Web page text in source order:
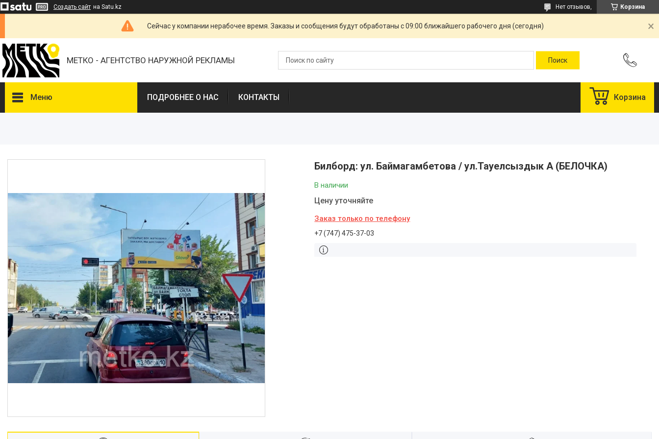
Создать сайт на Satu.kz Корзина
Нет отзывов,
Сейчас у компании нерабочее время. Заказы и сообщения будут обработаны с 09:00 ближайшего рабочего дня (сегодня)
МЕТКО - АГЕНТСТВО НАРУЖНОЙ РЕКЛАМЫ
Меню ПОДРОБНЕЕ О НАС КОНТАКТЫ Корзина
Билборд: ул. Баймагамбетова / ул.Тауелсыздык А (БЕЛОЧКА)
В наличии
Цену уточняйте
Заказ только по телефону
+7 (747) 475-37-03